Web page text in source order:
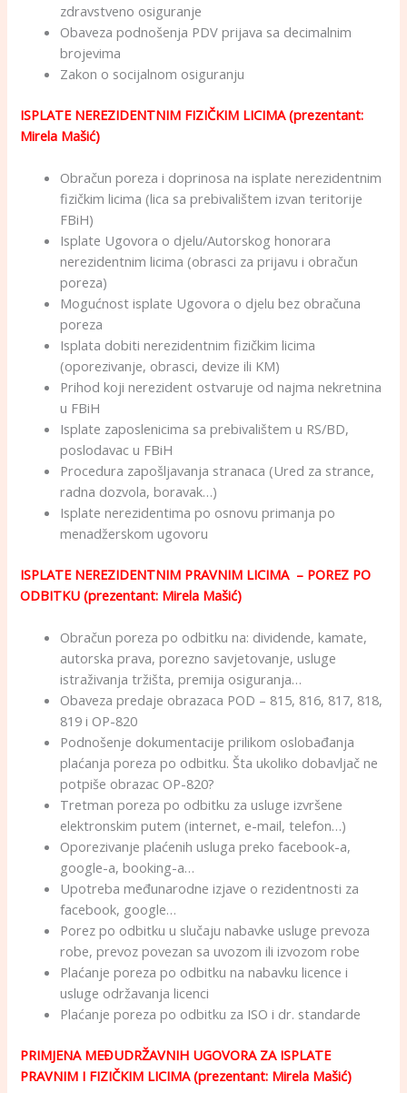
zdravstveno osiguranje
Obaveza podnošenja PDV prijava sa decimalnim
brojevima
Zakon o socijalnom osiguranju
ISPLATE NEREZIDENTNIM FIZIČKIM LICIMA (prezentant:
Mirela Mašić)
Obračun poreza i doprinosa na isplate nerezidentnim
fizičkim licima (lica sa prebivalištem izvan teritorije
FBiH)
Isplate Ugovora o djelu/Autorskog honorara
nerezidentnim licima (obrasci za prijavu i obračun
poreza)
Mogućnost isplate Ugovora o djelu bez obračuna
poreza
Isplata dobiti nerezidentnim fizičkim licima
(oporezivanje, obrasci, devize ili KM)
Prihod koji nerezident ostvaruje od najma nekretnina
u FBiH
Isplate zaposlenicima sa prebivalištem u RS/BD,
poslodavac u FBiH
Procedura zapošljavanja stranaca (Ured za strance,
radna dozvola, boravak…)
Isplate nerezidentima po osnovu primanja po
menadžerskom ugovoru
ISPLATE NEREZIDENTNIM PRAVNIM LICIMA – POREZ PO
ODBITKU (prezentant: Mirela Mašić)
Obračun poreza po odbitku na: dividende, kamate,
autorska prava, porezno savjetovanje, usluge
istraživanja tržišta, premija osiguranja…
Obaveza predaje obrazaca POD – 815, 816, 817, 818,
819 i OP-820
Podnošenje dokumentacije prilikom oslobađanja
plaćanja poreza po odbitku. Šta ukoliko dobavljač ne
potpiše obrazac OP-820?
Tretman poreza po odbitku za usluge izvršene
elektronskim putem (internet, e-mail, telefon…)
Oporezivanje plaćenih usluga preko facebook-a,
google-a, booking-a…
Upotreba međunarodne izjave o rezidentnosti za
facebook, google…
Porez po odbitku u slučaju nabavke usluge prevoza
robe, prevoz povezan sa uvozom ili izvozom robe
Plaćanje poreza po odbitku na nabavku licence i
usluge održavanja licenci
Plaćanje poreza po odbitku za ISO i dr. standarde
PRIMJENA MEĐUDRŽAVNIH UGOVORA ZA ISPLATE
PRAVNIM I FIZIČKIM LICIMA (prezentant: Mirela Mašić)